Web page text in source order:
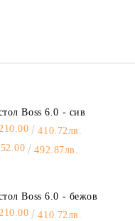
Boss 6.0 - сив
410.72лв.
492.87лв.
Boss 6.0 - бежов
410.72лв.